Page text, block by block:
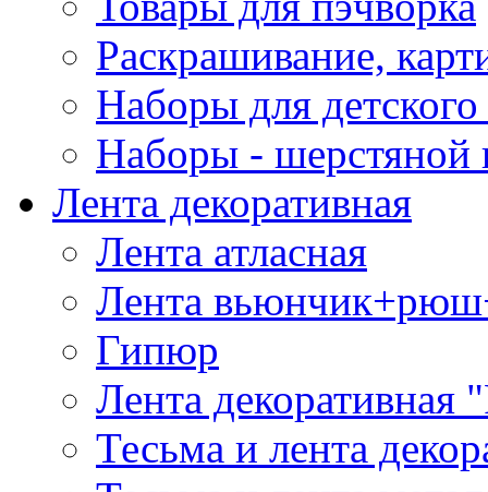
Раскрашивание,
Наборы для
Наборы - шерстяной
Лента декоративная
Лента атласная
Лента
Гипюр
Лента декоративная
Тесьма и лента